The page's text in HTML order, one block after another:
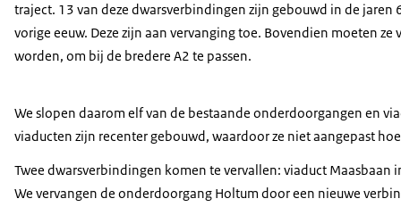
traject. 13 van deze dwarsverbindingen zijn gebouwd in de jaren
vorige eeuw. Deze zijn aan vervanging toe. Bovendien moeten ze
worden, om bij de bredere A2 te passen.
We slopen daarom elf van de bestaande onderdoorgangen en
viaducten zijn recenter gebouwd, waardoor ze niet aangepast
Twee dwarsverbindingen komen te vervallen: viaduct
We vervangen de onderdoorgang Holtum door een nieuwe